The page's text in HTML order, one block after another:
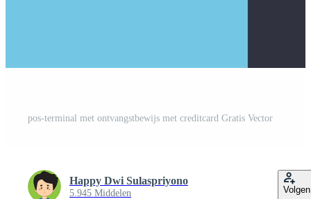
pos-terminal met ontvangstbewijs met creditcard Gratis Vector
Happy Dwi Sulaspriyono
5.945 Middelen Volgen